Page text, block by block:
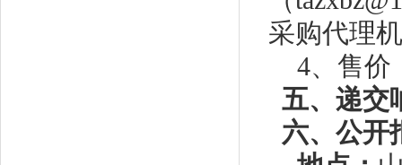
采购代理
4、售价
五、递交
六、公开